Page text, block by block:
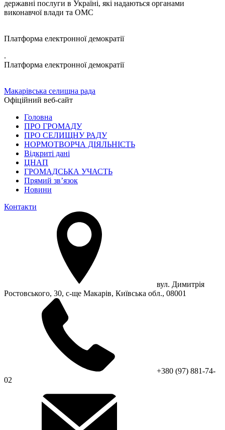
державні послуги в Україні, які надаються органами
виконавчої влади та ОМС
Платформа електронної демократії
.
Платформа електронної демократії
Макарівська селищна рада
Офіційний веб-сайт
Головна
ПРО ГРОМАДУ
ПРО СЕЛИЩНУ РАДУ
НОРМОТВОРЧА ДІЯЛЬНІСТЬ
Відкриті дані
ЦНАП
ГРОМАДСЬКА УЧАСТЬ
Прямий зв’язок
Новини
Контакти
вул. Димитрія
Ростовського, 30, с-ще Макарів, Київська обл., 08001
+380 (97) 881-74-
02